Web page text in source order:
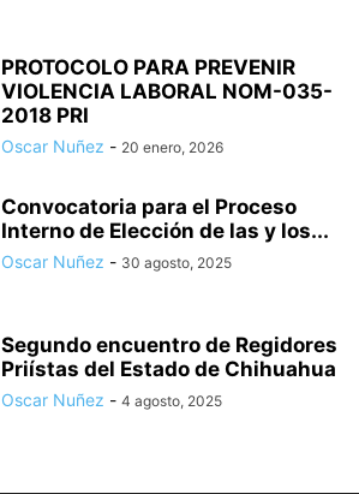
PROTOCOLO PARA PREVENIR
VIOLENCIA LABORAL NOM-035-
2018 PRI
Oscar Nuñez - 20 enero, 2026
Convocatoria para el Proceso
Interno de Elección de las y los...
Oscar Nuñez - 30 agosto, 2025
Segundo encuentro de Regidores
Priístas del Estado de Chihuahua
Oscar Nuñez - 4 agosto, 2025